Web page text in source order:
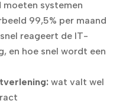
systemen
99,5% per maand
reageert de IT-
en hoe snel wordt een
wat valt wel